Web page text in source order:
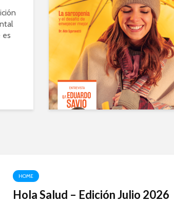
es
HOME
Hola Salud – Edición Julio 2026